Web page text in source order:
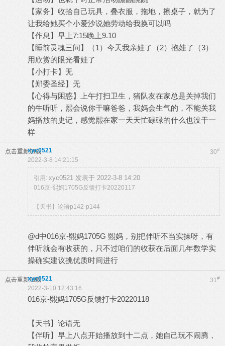
【家务】收拾自己玩具，叠衣服，拖地，擦桌子，就为了
让我给她买个小爱沙说她劳动给我换可以吗
【作息】早上7:15晚上9.10
【睡前灵魂三问】（1）今天我亲娃了（2）抱娃了（3）
用欣赏的眼光看娃了
【小打卡】无
【郑委圣经】无
【心得与困惑】上午打扫卫生，猪队友在家总是关掉我们
的牛听听，熙会说你干嘛爸爸，我妈会生气的，不能关我
妈播放的史记，感觉熙在家一天天忙碌碌的什么也没干一
样
点击重新加载 30#
xyc0521
2022-3-8 14:21:15
引用: xyc0521 发表于 2022-3-8 14:20
016京-熙妈1705G反馈打卡20220117
【天书】论语p142-p144
@d中016京-熙妈1705G 熙妈，别把伴听不当实操呀，有
伴听就会有收获的，只不过咱们的收获在后面几年数学实
操确实建议挑优质时间进行
点击重新加载 31#
xyc0521
2022-3-10 12:43:16
016京-熙妈1705G反馈打卡20220118
【天书】论语无
【伴听】早上八点开始播放到十二点，她自己玩不闹腾，